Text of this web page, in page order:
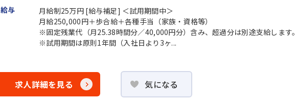
給与
月給制25万円 [給与補足] ＜試用期間中＞
月給250,000円＋歩合給＋各種手当（家族・資格等）
※固定残業代（月25.38時間分／40,000円分）含み、超過分は別途支給します。
※試用期間は原則1年間（入社日より3ヶ...
求人詳細を見る 気になる